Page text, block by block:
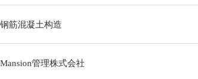
筋混凝土构造
管理株式会社